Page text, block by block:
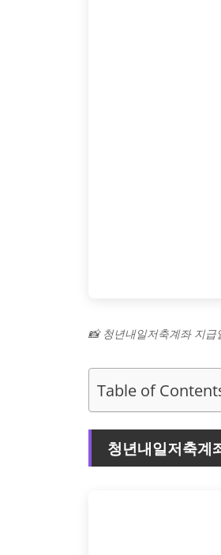
📸 청년내일저축계좌 지
Table of
청년내일저축계